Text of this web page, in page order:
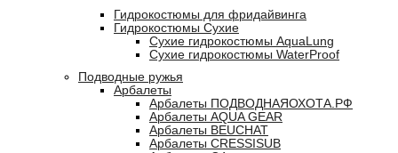
Гидрокостюмы для фридайвинга
Гидрокостюмы Сухие
Сухие гидрокостюмы AquaLung
Сухие гидрокостюмы WaterProof
Подводные ружья
Арбалеты
Арбалеты ПОДВОДНАЯОХОТА.РФ
Арбалеты AQUA GEAR
Арбалеты BEUCHAT
Арбалеты CRESSISUB